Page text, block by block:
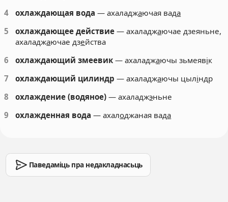
4
охлаждающая вода — ахаладжаючая вада
5
охлаждающее действие — ахаладжаючае дзеяньне,
ахаладжаючае дзейства
6
охлаждающий змеевик — ахаладжаючы зьмеявік
7
охлаждающий цилиндр — ахаладжаючы цыліндр
8
охлаждение (водяное) — ахаладжэньне
9
охлажденная вода — ахалоджаная вада
Паведаміць пра недакладнасьць